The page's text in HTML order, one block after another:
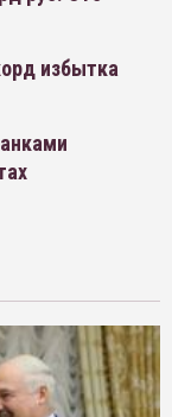
избытка